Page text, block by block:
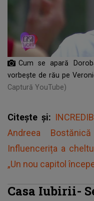
Cum se apară
vorbește de rău pe
Captură YouTube)
Citește și:
Andreea
Influencerița a
„Un nou capitol
Casa Iubirii-